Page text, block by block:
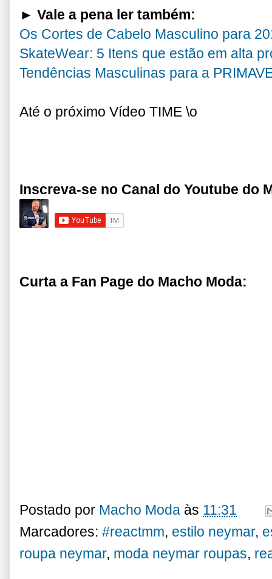
► Vale a pena ler também:
Os Cortes de Cabelo Masculino para
SkateWear: 5 Itens que estão em alta
Tendências Masculinas para a
Até o próximo Vídeo TIME \o
Inscreva-se no Canal do Youtube do
Curta a Fan Page do Macho Moda:
Postado por Macho Moda às 11:31
Marcadores: #reactmm, estilo neymar,
roupa neymar, moda neymar roupas,